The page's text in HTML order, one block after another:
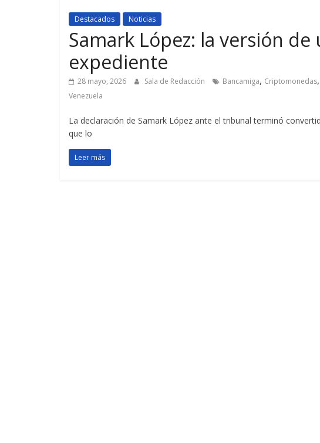
Destacados Noticias
Samark López: la versión
expediente
28 mayo, 2026 Sala de Redacción Bancamiga, Criptomonedas,
Venezuela
La declaración de Samark López ante el tribunal terminó
que lo
Leer más